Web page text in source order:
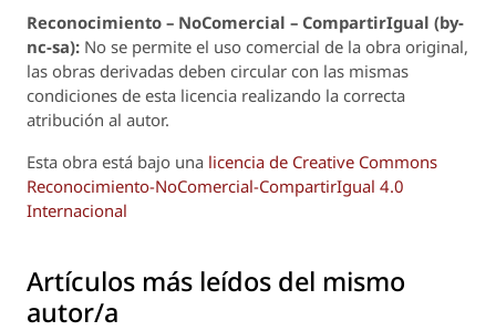
Reconocimiento – NoComercial – CompartirIgual (by-
nc-sa): No se permite el uso comercial de la obra original,
las obras derivadas deben circular con las mismas
condiciones de esta licencia realizando la correcta
atribución al autor.
Esta obra está bajo una licencia de Creative Commons
Reconocimiento-NoComercial-CompartirIgual 4.0
Internacional
Artículos más leídos del mismo
autor/a